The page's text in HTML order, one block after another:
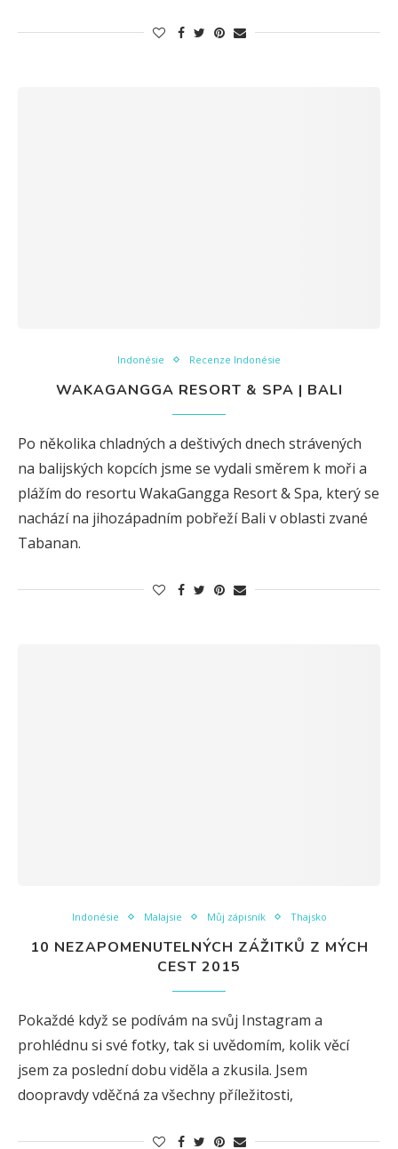
Indonésie Recenze Indonésie
WAKAGANGGA RESORT & SPA | BALI
Po několika chladných a deštivých dnech strávených
na balijských kopcích jsme se vydali směrem k moři a
plážím do resortu WakaGangga Resort & Spa, který se
nachází na jihozápadním pobřeží Bali v oblasti zvané
Tabanan.
Indonésie Malajsie Můj zápisník Thajsko
10 NEZAPOMENUTELNÝCH ZÁŽITKŮ Z MÝCH
CEST 2015
Pokaždé když se podívám na svůj Instagram a
prohlédnu si své fotky, tak si uvědomím, kolik věcí
jsem za poslední dobu viděla a zkusila. Jsem
doopravdy vděčná za všechny příležitosti,